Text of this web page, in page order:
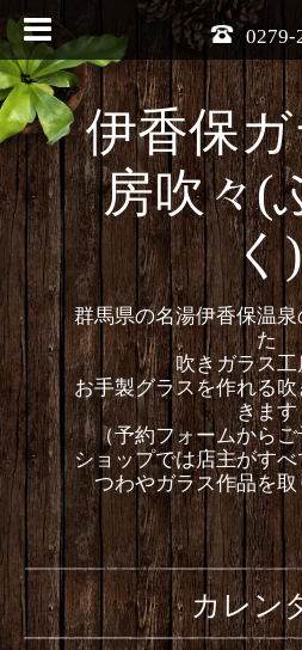
0279-
伊香保
房吹々(
く)
群馬県の名湯伊香保温
た
吹きガラス工
お手製グラスを作れる
きます
（予約フォームから
ショップでは店主がす
つわやガラス作品を
カレン